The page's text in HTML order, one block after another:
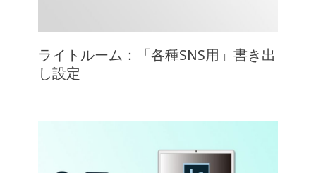
ライトルーム：「各種SNS用」書き出
し設定